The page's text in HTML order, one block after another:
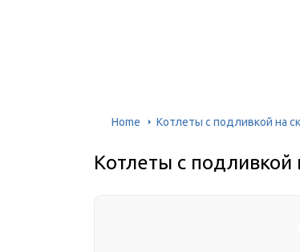
Home Котлеты с подливкой на
Котлеты с подливкой